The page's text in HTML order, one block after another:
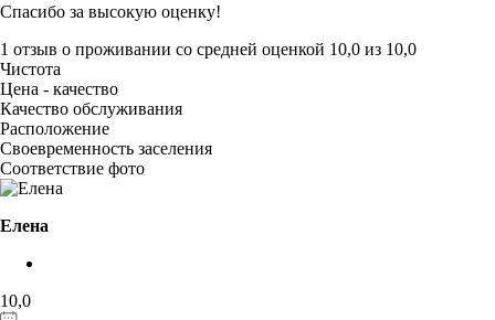
Спасибо за высокую оценку!
1 отзыв о проживании со средней оценкой 10,0 из 10,0
Чистота
Цена - качество
Качество обслуживания
Расположение
Своевременность заселения
Соответствие фото
Елена
10,0